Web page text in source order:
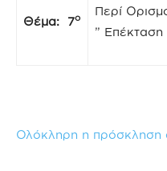
Θέμα: 7ο
Περί
”
Ολόκληρη η πρόσκληση